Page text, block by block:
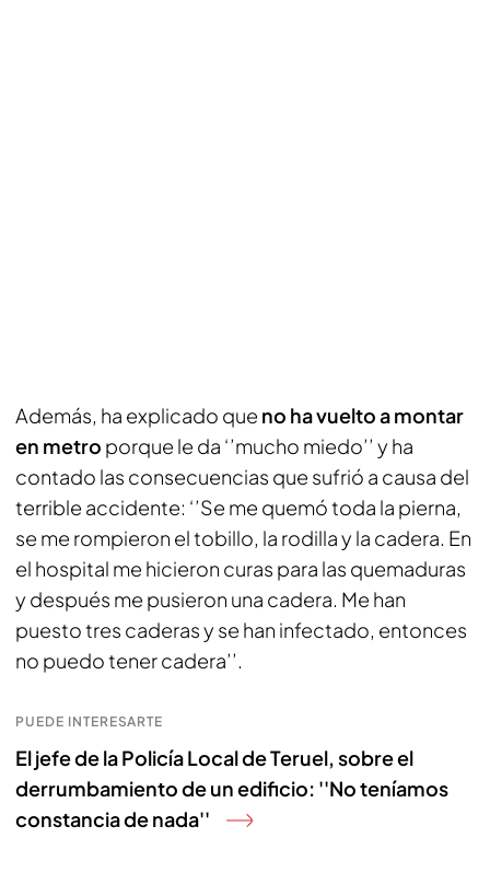
Además, ha explicado que no ha vuelto a montar
en metro porque le da ‘’mucho miedo’’ y ha
contado las consecuencias que sufrió a causa del
terrible accidente: ‘’Se me quemó toda la pierna,
se me rompieron el tobillo, la rodilla y la cadera. En
el hospital me hicieron curas para las quemaduras
y después me pusieron una cadera. Me han
puesto tres caderas y se han infectado, entonces
no puedo tener cadera’’.
PUEDE INTERESARTE
El jefe de la Policía Local de Teruel, sobre el
derrumbamiento de un edificio: ''No teníamos
constancia de nada''